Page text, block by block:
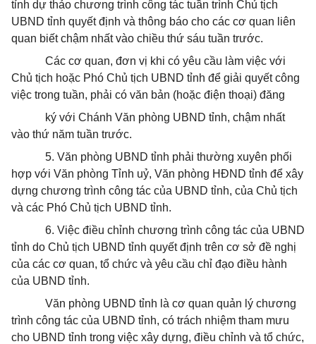
tỉnh dự thảo chương trình công tác tuần trình Chủ tịch
UBND tỉnh quyết định và thông báo cho các cơ quan liên
quan biết chậm nhất vào chiều thứ sáu tuần trước.
Các cơ quan, đơn vị khi có yêu cầu làm việc với
Chủ tịch hoặc Phó Chủ tịch UBND tỉnh để giải quyết công
việc trong tuần, phải có văn bản (hoặc điện thoại) đăng
ký với Chánh Văn phòng UBND tỉnh, chậm nhất
vào thứ năm tuần trước.
5. Văn phòng UBND tỉnh phải thường xuyên phối
hợp với Văn phòng Tỉnh uỷ, Văn phòng HĐND tỉnh để xây
dựng chương trình công tác của UBND tỉnh, của Chủ tịch
và các Phó Chủ tịch UBND tỉnh.
6. Việc điều chỉnh chương trình công tác của UBND
tỉnh do Chủ tịch UBND tỉnh quyết định trên cơ sở đề nghị
của các cơ quan, tổ chức và yêu cầu chỉ đạo điều hành
của UBND tỉnh.
Văn phòng UBND tỉnh là cơ quan quản lý chương
trình công tác của UBND tỉnh, có trách nhiệm tham mưu
cho UBND tỉnh trong việc xây dựng, điều chỉnh và tổ chức,